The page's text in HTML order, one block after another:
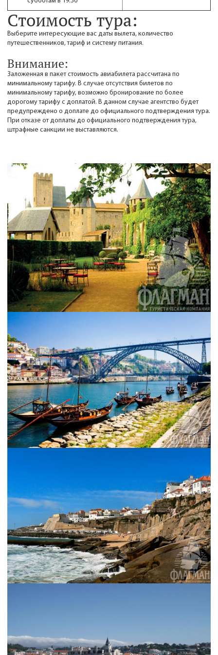
Стоимость тура:
Выберите интересующие вас даты вылета, количество
путешественников, тариф и систему питания.
Внимание:
Заложенная в пакет стоимость авиабилета рассчитана по
минимальному тарифу. В случае отсутствия билетов по
минимальному тарифу, возможно бронирование по более
дорогому тарифу с доплатой. В данном случае агентство будет
предупреждено о доплате до официального подтверждения тура.
При отказе от доплаты до официального подтверждения тура,
штрафные санкции не выставляются.